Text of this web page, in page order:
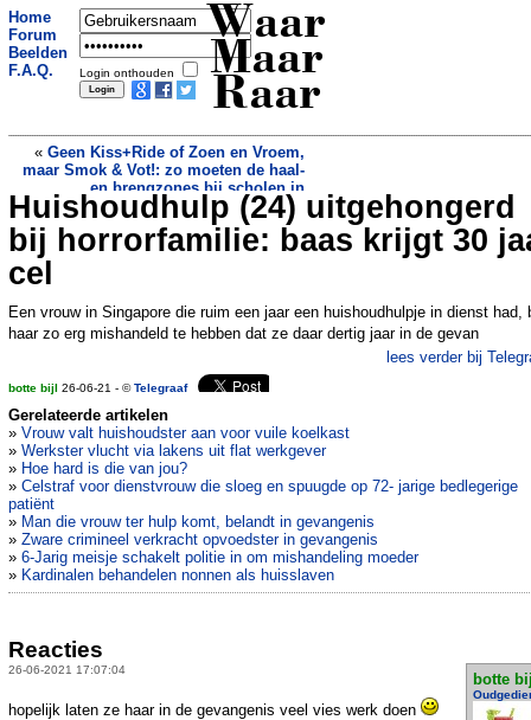
Home
Forum
Beelden
F.A.Q.
Login onthouden
Waar
Maar
Raar
« Geen Kiss+Ride of Zoen en Vroem,
maar Smok & Vot!: zo moeten de haal-
en brengzones bij scholen in
Groningen heten, vinden de
ChristenUnie en PvdA
Mysterieuze muur in Vianen lijkt toch
niet zo onbekend: Nee joh, die staat er
al 200 jaar»
Huishoudhulp (24) uitgehongerd
bij horrorfamilie: baas krijgt 30
cel
Een vrouw in Singapore die ruim een jaar een huishoudhulpje in dienst had,
haar zo erg mishandeld te hebben dat ze daar dertig jaar in de gevan
lees verder bij
botte bijl 26-06-21 - ©Telegraaf
Gerelateerde artikelen
» Vrouw valt huishoudster aan voor vuile koelkast
» Werkster vlucht via lakens uit flat werkgever
» Hoe hard is die van jou?
» Celstraf voor dienstvrouw die sloeg en spuugde op 72- jarige bedlegerige
patiënt
» Man die vrouw ter hulp komt, belandt in gevangenis
» Zware crimineel verkracht opvoedster in gevangenis
» 6-Jarig meisje schakelt politie in om mishandeling moeder
» Kardinalen behandelen nonnen als huisslaven
Reacties
26-06-2021 17:07:04
botte
hopelijk laten ze haar in de gevangenis veel vies werk doen